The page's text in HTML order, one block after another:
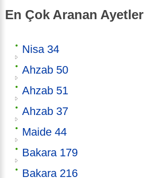
En Çok Aranan Ayetler
Nisa 34
Ahzab 50
Ahzab 51
Ahzab 37
Maide 44
Bakara 179
Bakara 216